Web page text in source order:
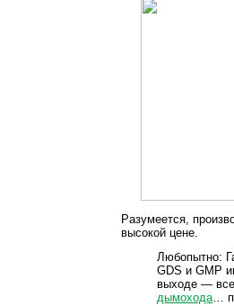
Разумеется,
высокой цене.
Любопытно:
GDS и GMP
выходе —
дымохода…